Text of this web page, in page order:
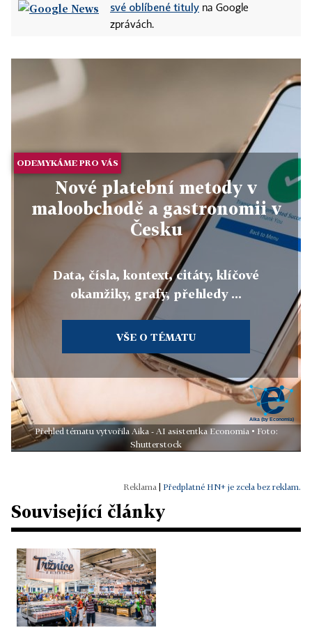
své oblíbené tituly na Google
zprávách.
ODEMYKÁME PRO VÁS
Nové platební metody v
maloobchodě a gastronomii v
Česku
Data, čísla, kontext, citáty, klíčové
okamžiky, grafy, přehledy ...
VŠE O TÉMATU
Přehled tématu vytvořila Aika - AI asistentka Economia • Foto:
Shutterstock
Předplatné HN+ je zcela bez reklam.
Související články